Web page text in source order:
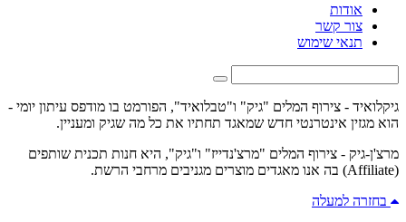
אודות
צור קשר
תנאי שימוש
גיקלואיד - צירוף המלים "גיק" ו"טבלואיד", הפורמט בו מודפס עיתון יומי -
הוא מגזין אינטרנטי חדש שמאגד תחתיו את כל מה שגיק ומעניין.
מרצ'ן-גיק - צירוף המלים "מרצ'נדייז" ו"גיק", היא חנות תכנית שותפים
(Affiliate) בה אנו מאגדים מוצרים מגניבים מרחבי הרשת.
בחזרה למעלה